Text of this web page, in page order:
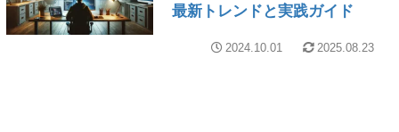
最新トレンドと実践ガイド
2024.10.01 2025.08.23